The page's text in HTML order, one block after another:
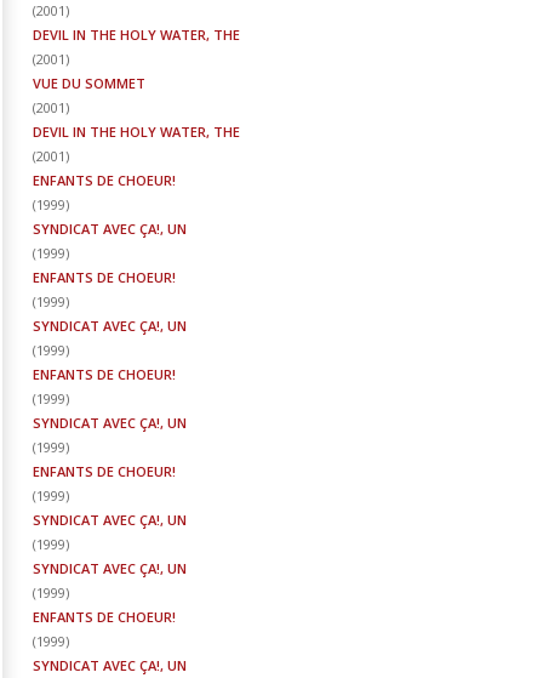
(2001)
DEVIL IN THE HOLY WATER, THE
(2001)
VUE DU SOMMET
(2001)
DEVIL IN THE HOLY WATER, THE
(2001)
ENFANTS DE CHOEUR!
(1999)
SYNDICAT AVEC ÇA!, UN
(1999)
ENFANTS DE CHOEUR!
(1999)
SYNDICAT AVEC ÇA!, UN
(1999)
ENFANTS DE CHOEUR!
(1999)
SYNDICAT AVEC ÇA!, UN
(1999)
ENFANTS DE CHOEUR!
(1999)
SYNDICAT AVEC ÇA!, UN
(1999)
SYNDICAT AVEC ÇA!, UN
(1999)
ENFANTS DE CHOEUR!
(1999)
SYNDICAT AVEC ÇA!, UN